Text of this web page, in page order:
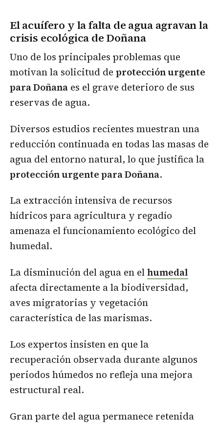
El acuífero y la falta de agua agravan la
crisis ecológica de Doñana
Uno de los principales problemas que
motivan la solicitud de protección urgente
para Doñana es el grave deterioro de sus
reservas de agua.
Diversos estudios recientes muestran una
reducción continuada en todas las masas de
agua del entorno natural, lo que justifica la
protección urgente para Doñana.
La extracción intensiva de recursos
hídricos para agricultura y regadío
amenaza el funcionamiento ecológico del
humedal.
La disminución del agua en elhumedal
afecta directamente a la biodiversidad,
aves migratorias y vegetación
característica de las marismas.
Los expertos insisten en que la
recuperación observada durante algunos
periodos húmedos no refleja una mejora
estructural real.
Gran parte del agua permanece retenida